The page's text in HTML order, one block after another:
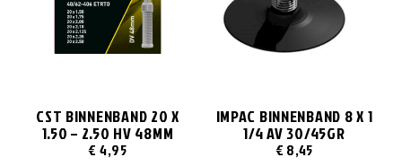
CST BINNENBAND 20 X
1.50 – 2.50 HV 48MM
€ 4,95
IMPAC BINNENBAND 8 X 1
1/4 AV 30/45GR
€ 8,45